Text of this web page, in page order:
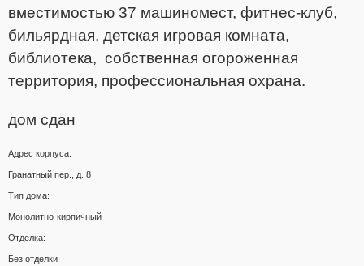
вместимостью 37 машиномест, фитнес-клуб,
бильярдная, детская игровая комната,
библиотека, собственная огороженная
территория, профессиональная охрана.
дом сдан
Адрес корпуса:
Гранатный пер., д. 8
Тип дома:
Монолитно-кирпичный
Отделка:
Без отделки